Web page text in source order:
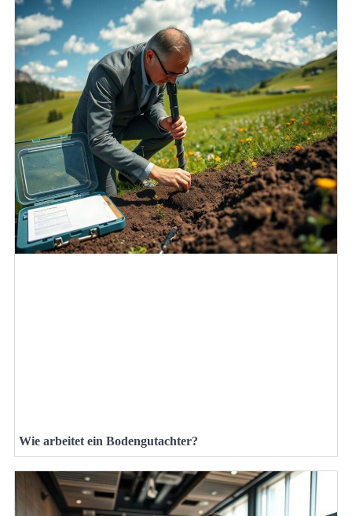
Wie arbeitet ein Bodengutachter?